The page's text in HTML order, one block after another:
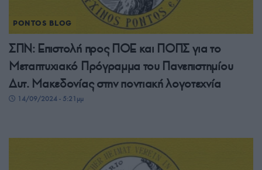
PONTOS BLOG
ΣΠΝ: Επιστολή προς ΠΟΕ και ΠΟΠΣ για το
Μεταπτυχιακό Πρόγραμμα του Πανεπιστημίου
Δυτ. Μακεδονίας στην ποντιακή λογοτεχνία
14/09/2024 - 5:21μμ